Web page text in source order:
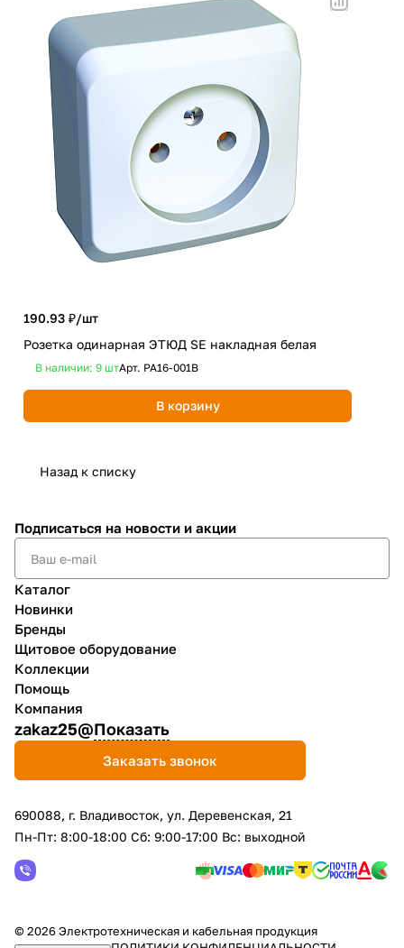
190.93 ₽/шт
Розетка одинарная ЭТЮД SE накладная белая
В наличии: 9 штАрт. PA16-001B
В корзину
Назад к списку
Подписаться на новости и акции
Каталог
Новинки
Бренды
Щитовое оборудование
Коллекции
Помощь
Компания
zakaz25@Показать
Заказать звонок
690088, г. Владивосток, yл. Деревенская, 21
Пн-Пт: 8:00-18:00 Сб: 9:00-17:00 Вс: выходной
© 2026 Электротехническая и кабельная продукция